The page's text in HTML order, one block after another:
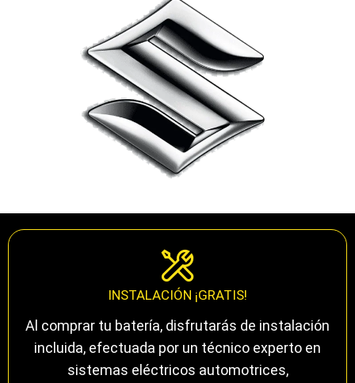
INSTALACIÓN ¡GRATIS!
Al comprar tu batería, disfrutarás de instalación
incluida, efectuada por un técnico experto en
sistemas eléctricos automotrices,